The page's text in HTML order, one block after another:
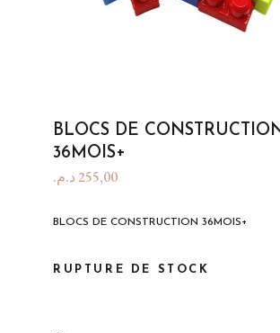
BLOCS DE
36MOIS+
255,00د.م.
BLOCS DE CONSTRUCTION 36MOIS+
RUPTURE DE STOCK